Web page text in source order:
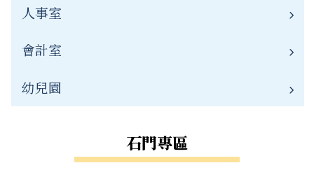
人事室
業務職掌
人事公告
公開資訊
會計室
業務職掌
重要連結
幼兒園
幼兒園職掌
石門專區